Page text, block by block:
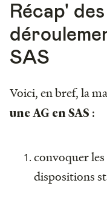
Récap'
SAS
Voici, en bref, la
une AG en SAS :
convoquer
dispositions